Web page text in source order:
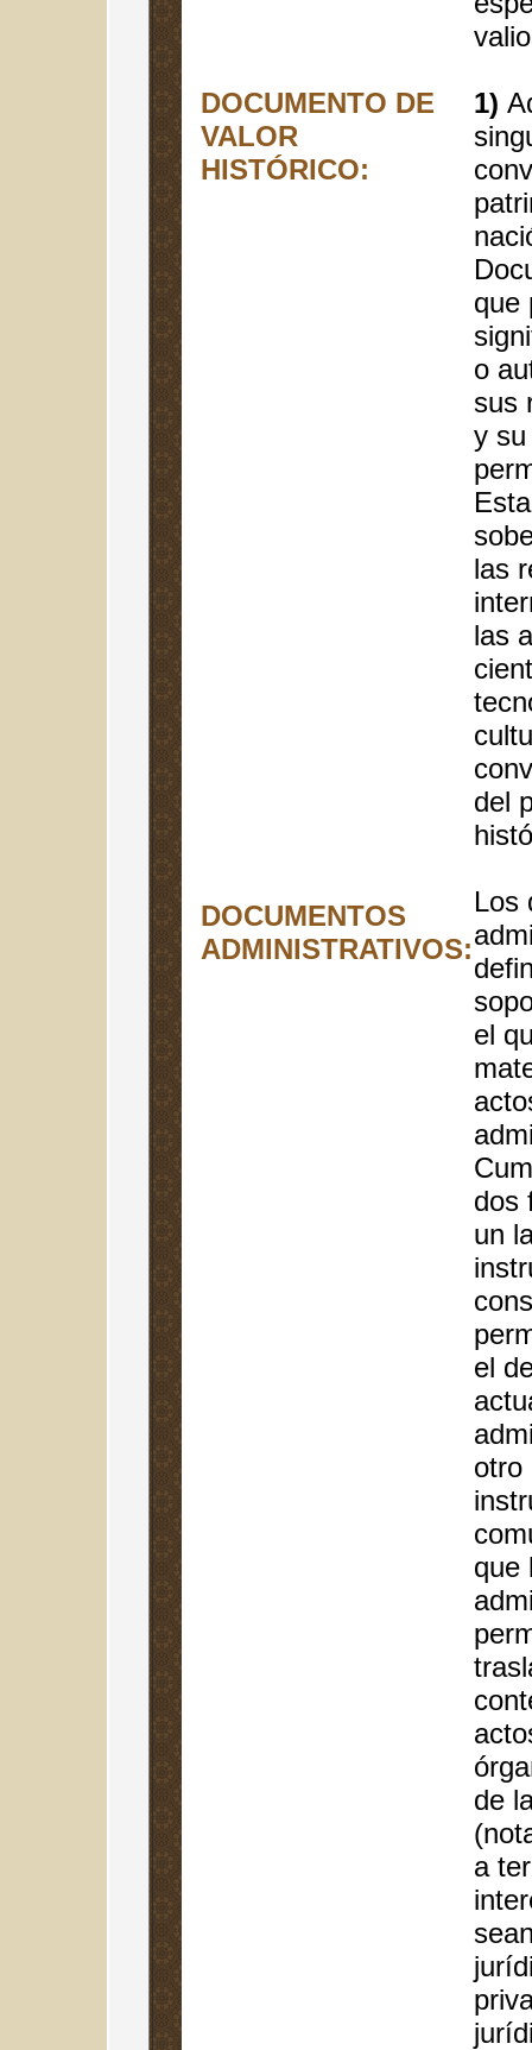
DOCUMENTO DE
VALOR
HISTÓRICO:
1)
que
o
sus
y su
las
las
del
DOCUMENTOS
ADMINISTRATIVOS:
Los
el
dos
un
el
otro
que
de
a